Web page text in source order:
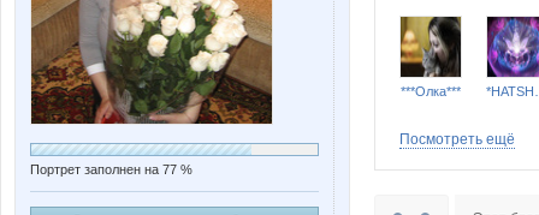
Портрет заполнен на 77 %
***Олка***
Посмотреть ещё